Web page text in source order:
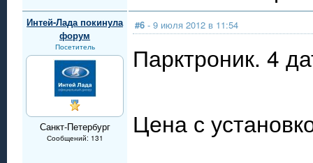
Интей-Лада покинула
форум
Посетитель
Санкт-Петербург
Сообщений: 131
#6 - 9 июля 2012 в 11:54
Парктроник. 4
Цена с